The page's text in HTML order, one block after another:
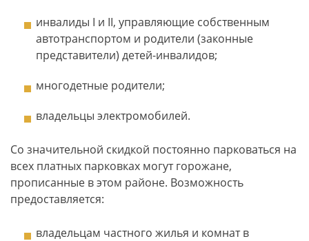
инвалиды I и II, управляющие собственным
автотранспортом и родители (законные
представители) детей-инвалидов;
многодетные родители;
владельцы электромобилей.
Со значительной скидкой постоянно парковаться на
всех платных парковках могут горожане,
прописанные в этом районе. Возможность
предоставляется:
владельцам частного жилья и комнат в